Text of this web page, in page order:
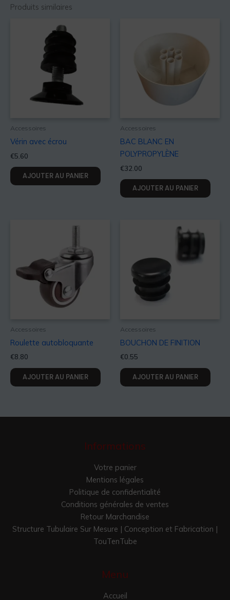
Produits similaires
Accessoires
Vérin avec écrou
€5.60
AJOUTER AU PANIER
Accessoires
BAC BLANC EN
POLYPROPYLÈNE
€32.00
AJOUTER AU PANIER
Accessoires
Roulette autobloquante
€8.80
AJOUTER AU PANIER
Accessoires
BOUCHON DE FINITION
€0.55
AJOUTER AU PANIER
Informations
Votre panier
Mentions légales
Politique de confidentialité
Conditions générales de ventes
Retour Marchandise
Structure Tubulaire Sur Mesure | Conception et Fabrication |
TouTenTube
Menu
Accueil